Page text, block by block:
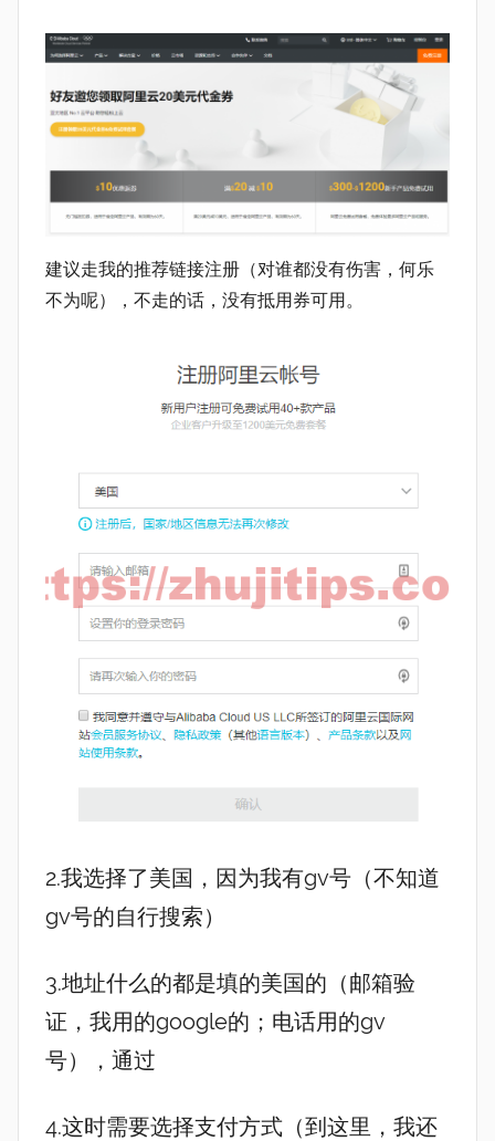
建议走我的推荐链接注册（对谁都没有伤害，何乐
不为呢），不走的话，没有抵用券可用。
2.我选择了美国，因为我有gv号（不知道
gv号的自行搜索）
3.地址什么的都是填的美国的（邮箱验
证，我用的google的；电话用的gv
号），通过
4.这时需要选择支付方式（到这里，我还